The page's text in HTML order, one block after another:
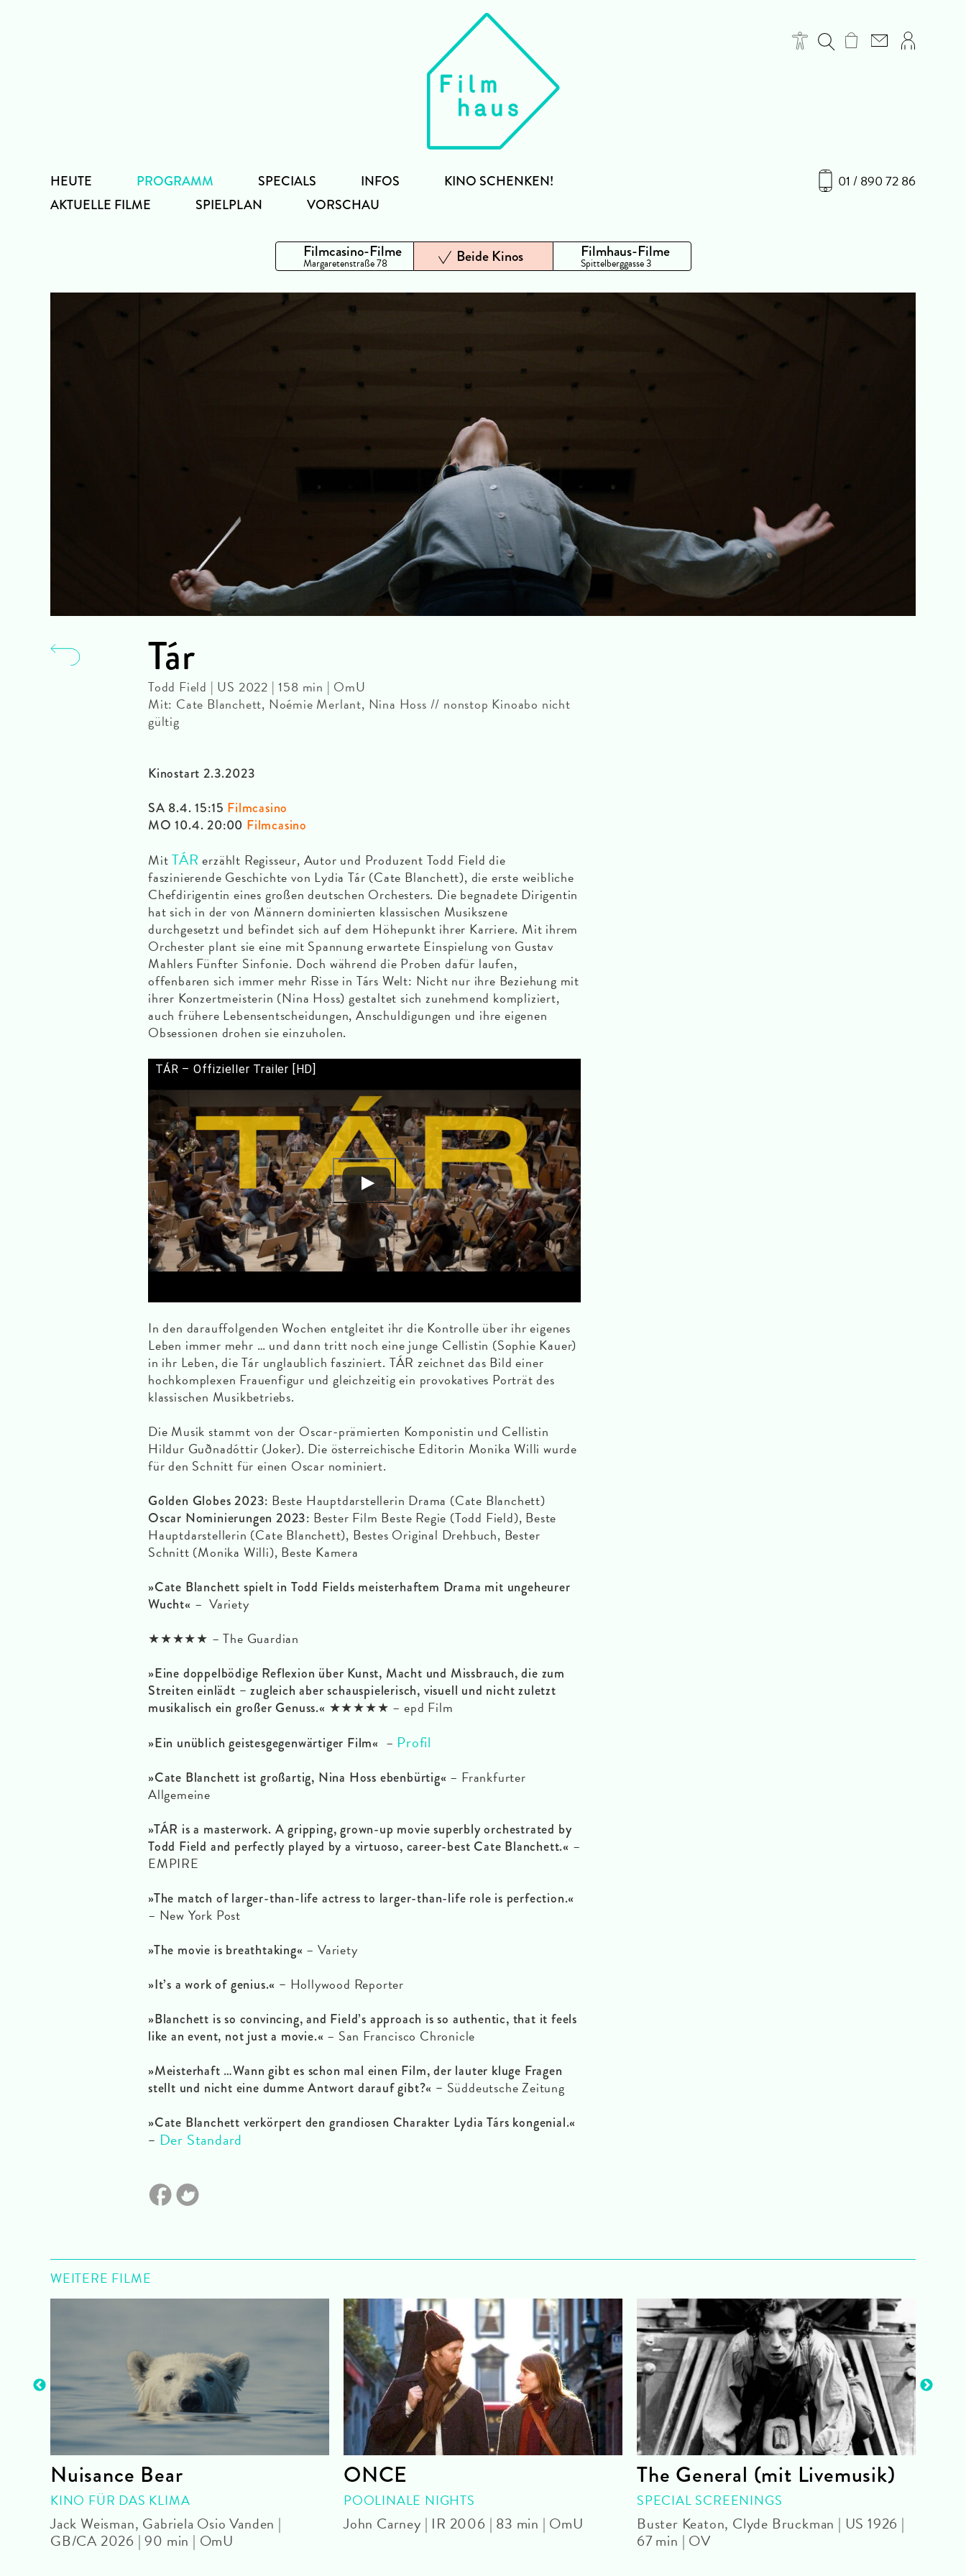
01 / 890 72 86
HEUTE
PROGRAMM
AKTUELLE FILME
SPIELPLAN VORSCHAU
SPECIALS INFOS KINO SCHENKEN!
Filmcasino-Filme
Margaretenstraße 78 Beide Kinos Filmhaus-Filme
Spittelberggasse 3
Tár
Todd Field | US 2022 | 158 min | OmU
Mit: Cate Blanchett, Noémie Merlant, Nina Hoss // nonstop Kinoabo nicht
gültig
Kinostart 2.3.2023
SA 8.4. 15:15 Filmcasino
MO 10.4. 20:00 Filmcasino
MitTÁR erzählt Regisseur, Autor und Produzent Todd Field die
faszinierende Geschichte von Lydia Tár (Cate Blanchett), die erste weibliche
Chefdirigentin eines großen deutschen Orchesters. Die begnadete Dirigentin
hat sich in der von Männern dominierten klassischen Musikszene
durchgesetzt und befindet sich auf dem Höhepunkt ihrer Karriere. Mit ihrem
Orchester plant sie eine mit Spannung erwartete Einspielung von Gustav
Mahlers Fünfter Sinfonie. Doch während die Proben dafür laufen,
offenbaren sich immer mehr Risse in Társ Welt: Nicht nur ihre Beziehung mit
ihrer Konzertmeisterin (Nina Hoss) gestaltet sich zunehmend kompliziert,
auch frühere Lebensentscheidungen, Anschuldigungen und ihre eigenen
Obsessionen drohen sie einzuholen.
TÁR – Offizieller Trailer [HD]
In den darauffolgenden Wochen entgleitet ihr die Kontrolle über ihr eigenes
Leben immer mehr … und dann tritt noch eine junge Cellistin (Sophie Kauer)
in ihr Leben, die Tár unglaublich fasziniert. TÁR zeichnet das Bild einer
hochkomplexen Frauenfigur und gleichzeitig ein provokatives Porträt des
klassischen Musikbetriebs.
Die Musik stammt von der Oscar-prämierten Komponistin und Cellistin
Hildur Guðnadóttir (Joker). Die österreichische Editorin Monika Willi wurde
für den Schnitt für einen Oscar nominiert.
Golden Globes 2023: Beste Hauptdarstellerin Drama (Cate Blanchett)
Oscar Nominierungen 2023: Bester Film Beste Regie (Todd Field), Beste
Hauptdarstellerin (Cate Blanchett), Bestes Original Drehbuch, Bester
Schnitt (Monika Willi), Beste Kamera
»Cate Blanchett spielt in Todd Fields meisterhaftem Drama mit ungeheurer
Wucht« – Variety
★★★★★ – The Guardian
»Eine doppelbödige Reflexion über Kunst, Macht und Missbrauch, die zum
Streiten einlädt – zugleich aber schauspielerisch, visuell und nicht zuletzt
musikalisch ein großer Genuss.« ★★★★★ – epd Film
»Ein unüblich geistesgegenwärtiger Film« – Profil
»Cate Blanchett ist großartig, Nina Hoss ebenbürtig« – Frankfurter
Allgemeine
»TÁR is a masterwork. A gripping, grown-up movie superbly orchestrated by
Todd Field and perfectly played by a virtuoso, career-best Cate Blanchett.« –
EMPIRE
»The match of larger-than-life actress to larger-than-life role is perfection.«
– New York Post
»The movie is breathtaking« – Variety
»It’s a work of genius.« – Hollywood Reporter
»Blanchett is so convincing, and Field’s approach is so authentic, that it feels
like an event, not just a movie.« – San Francisco Chronicle
»Meisterhaft …Wann gibt es schon mal einen Film, der lauter kluge Fragen
stellt und nicht eine dumme Antwort darauf gibt?« – Süddeutsche Zeitung
»Cate Blanchett verkörpert den grandiosen Charakter Lydia Társ kongenial.«
– Der Standard
WEITERE FILME
Nuisance Bear
KINO FÜR DAS KLIMA
Jack Weisman, Gabriela Osio Vanden |
GB/CA 2026 | 90 min | OmU
ONCE
POOLINALE NIGHTS
John Carney | IR 2006 | 83 min | OmU
The General (mit Livemusik)
SPECIAL SCREENINGS
Buster Keaton, Clyde Bruckman | US 1926 |
67 min | OV